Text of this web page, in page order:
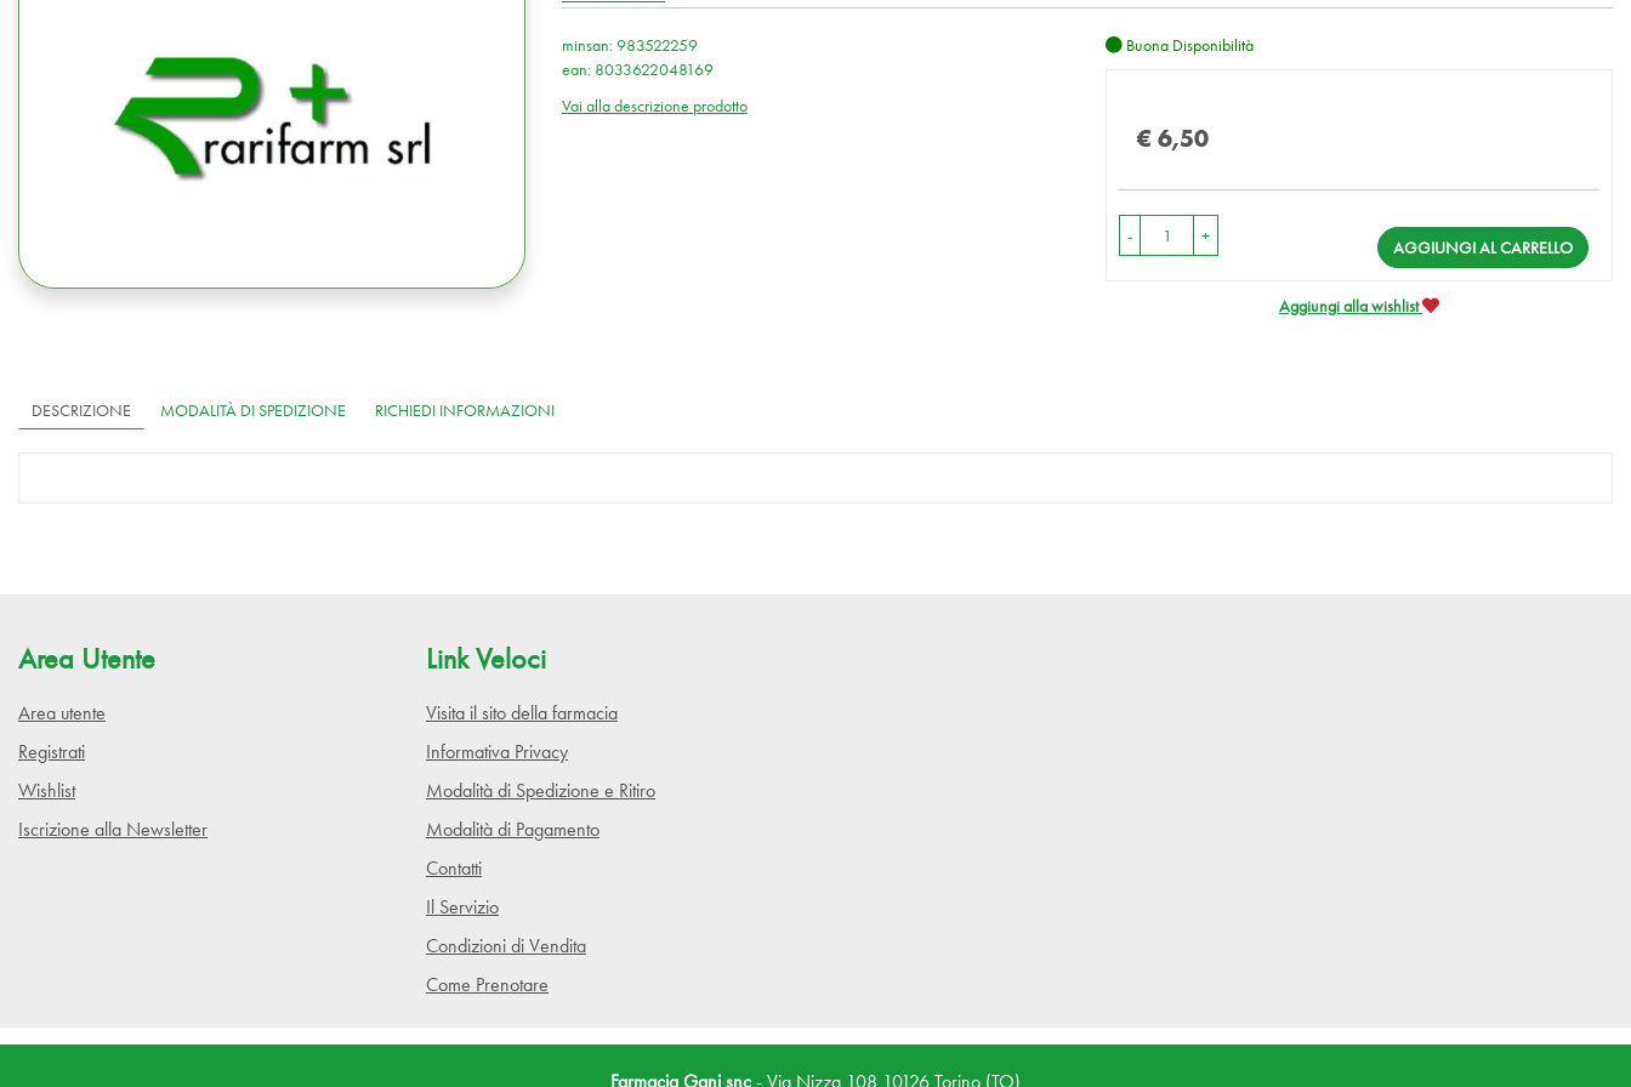
minsan: 983522259
ean: 8033622048169
Vai alla descrizione prodotto
Buona Disponibilità
€ 6,50
- +
AGGIUNGI AL CARRELLO
Aggiungi alla wishlist
DESCRIZIONE MODALITÀ DI SPEDIZIONE RICHIEDI INFORMAZIONI
Area Utente
Area utente
Registrati
Wishlist
Iscrizione alla Newsletter
Link Veloci
Visita il sito della farmacia
Informativa Privacy
Modalità di Spedizione e Ritiro
Modalità di Pagamento
Contatti
Il Servizio
Condizioni di Vendita
Come Prenotare
Farmacia Gani snc- Via Nizza 108 10126 Torino (TO)